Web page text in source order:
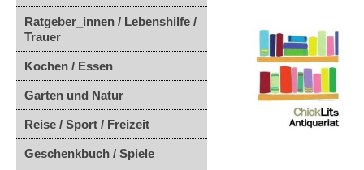
Ratgeber_innen / Lebenshilfe /
Trauer
Kochen / Essen
Garten und Natur
Reise / Sport / Freizeit
Geschenkbuch / Spiele